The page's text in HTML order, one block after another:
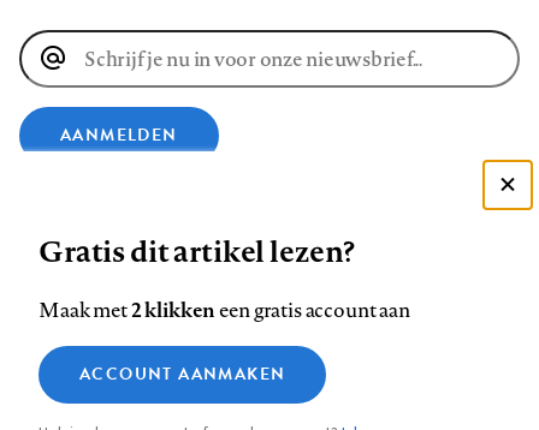
E-
mailadres
AANMELDEN
op
Facebook
op
LinkedIn
op
Bluesky
ons
op
InstagramYouTube
Footer
Contact Colofon Disclaimer Privacy
Medische vragen verdienen
betrouwbare antwoorden
Zie onze cookie policy
Analytische cookies
Gratis dit artikel lezen?
Maak met2 klikkeneen gratis account aan
ACCOUNT AANMAKEN